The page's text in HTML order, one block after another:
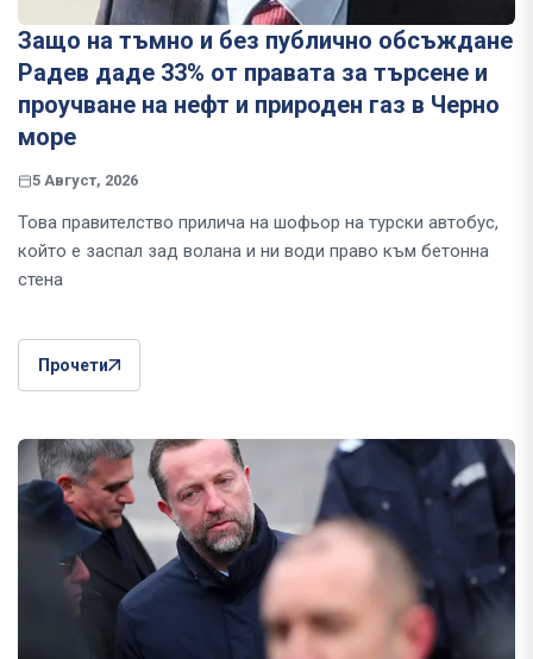
Защо на тъмно и без публично обсъждане
Радев даде 33% от правата за търсене и
проучване на нефт и природен газ в Черно
море
5 Август, 2026
Това правителство прилича на шофьор на турски автобус,
който е заспал зад волана и ни води право към бетонна
стена
Прочети